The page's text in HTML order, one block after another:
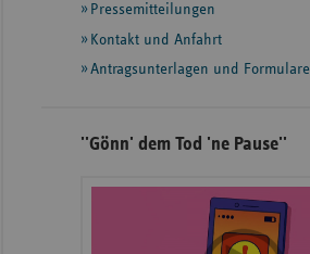
weiteren
Informationeny
Pressemitteilungen
Kontakt und Anfahrt
Antragsunterlagen und Formulare
''Gönn' dem Tod 'ne Pause''